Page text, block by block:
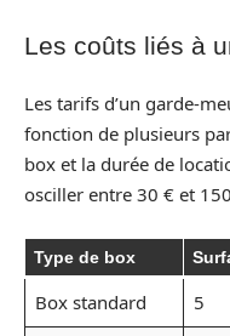
Les coûts liés à
Les tarifs d’un garde-
fonction de plusieurs
box et la durée de
osciller entre 30 € et
Type de box
Box standard 5